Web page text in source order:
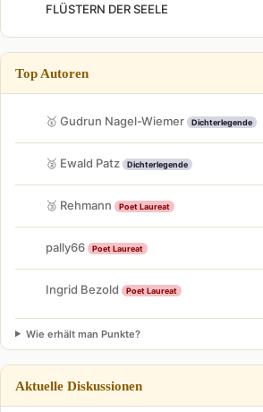
FLÜSTERN DER SEELE
Top Autoren
🥇 Gudrun Nagel-Wiemer Dichterlegende
🥈 Ewald Patz Dichterlegende
🥉 Rehmann Poet Laureat
pally66 Poet Laureat
Ingrid Bezold Poet Laureat
Wie erhält man Punkte?
Aktuelle Diskussionen